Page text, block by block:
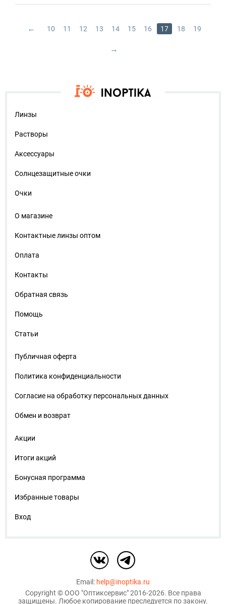
10 11 12 13 14 15 16 17 18 19
Линзы
Растворы
Аксессуары
Солнцезащитные очки
Очки
О магазине
Контактные линзы оптом
Оплата
Контакты
Обратная связь
Помощь
Статьи
Публичная оферта
Политика конфиденциальности
Согласие на обработку персональных данных
Обмен и возврат
Акции
Итоги акций
Бонусная программа
Избранные товары
Вход
Email: help@inoptika.ru
Copyright ©ООО "Оптиксервис"2016-2026. Все права
защищены. Любое копирование преследуется по закону.